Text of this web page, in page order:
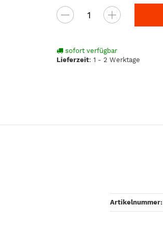
sofort verfügbar
Lieferzeit:1 - 2 Werktage
Artikelnummer: